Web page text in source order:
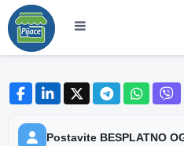
Postavite BESPLATNO